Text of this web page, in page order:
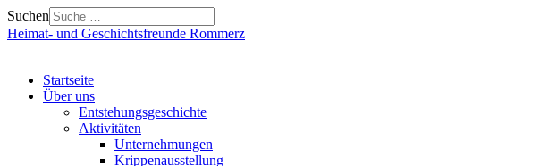
Suchen
Heimat- und Geschichtsfreunde Rommerz
Startseite
Über uns
Entstehungsgeschichte
Aktivitäten
Unternehmungen
Krippenausstellung